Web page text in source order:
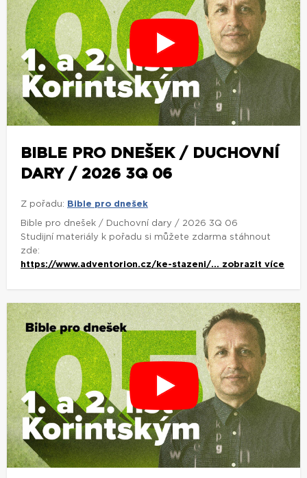
BIBLE PRO DNEŠEK / DUCHOVNÍ
DARY / 2026 3Q 06
Z pořadu: Bible pro dnešek
Bible pro dnešek / Duchovní dary / 2026 3Q 06
Studijní materiály k pořadu si můžete zdarma stáhnout
zde:
https://www.adventorion.cz/ke-stazeni/... zobrazit více